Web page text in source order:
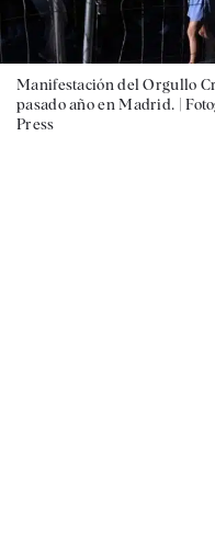
Manifestación del Orgullo
pasado año en Madrid. |
Press